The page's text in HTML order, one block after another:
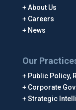
About Us
Careers
News
Our
Public Policy,
Corporate
Strategic